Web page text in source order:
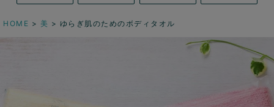
HOME 美 ゆらぎ肌のためのボディタオル